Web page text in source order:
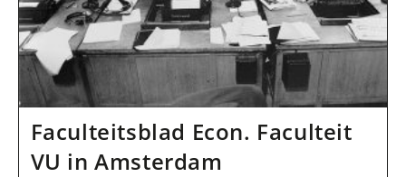
Faculteitsblad Econ. Faculteit
VU in Amsterdam